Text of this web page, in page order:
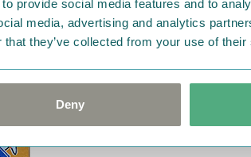
provide social media features and to
media, advertising and analytics
they’ve collected from your use of
Deny